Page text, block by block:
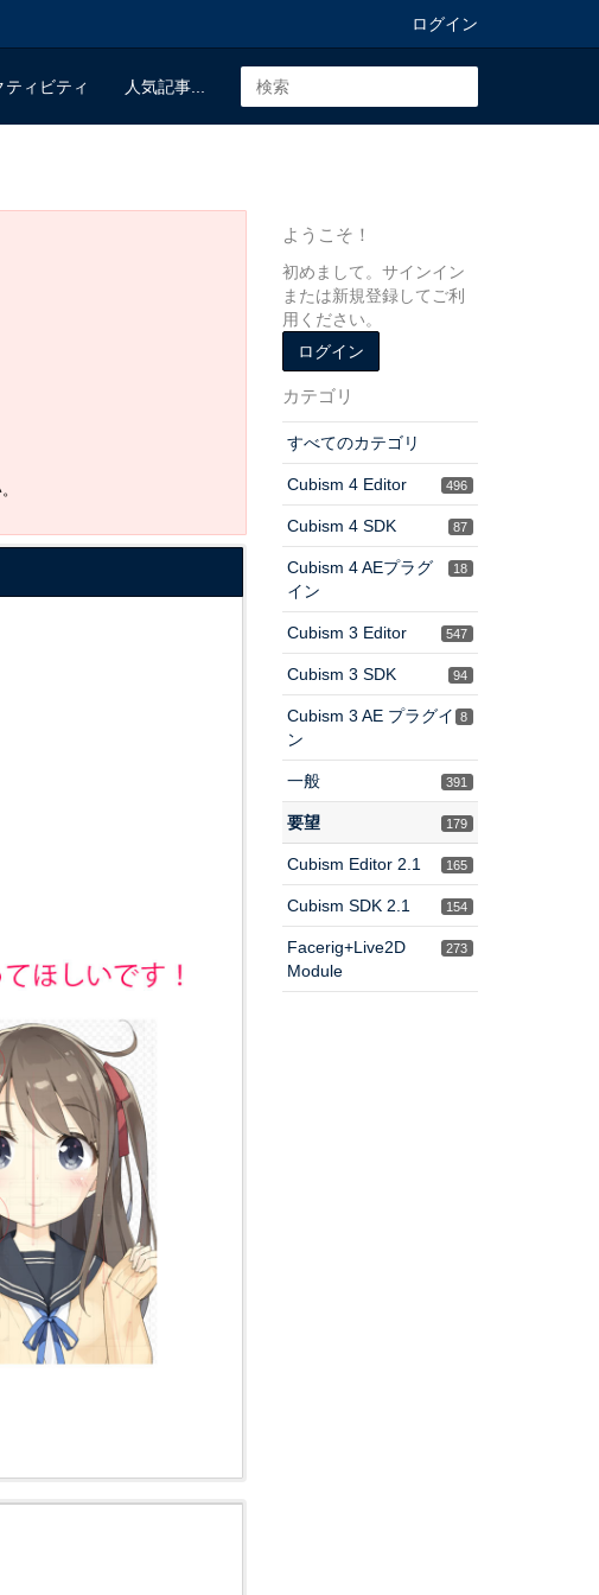
ログイン
ティビティ 人気記事...
ようこそ！
初めまして。サインイン
または新規登録してご利
用ください。
ログイン
カテゴリ
すべてのカテゴリ
496
Cubism 4 Editor
87
Cubism 4 SDK
18
Cubism 4 AEプラグ
イン
547
Cubism 3 Editor
94
Cubism 3 SDK
8
Cubism 3 AE プラグイ
ン
391
一般
179
要望
165
Cubism Editor 2.1
154
Cubism SDK 2.1
273
Facerig+Live2D
Module